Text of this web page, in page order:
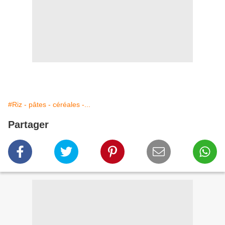
#Riz - pâtes - céréales -...
Partager